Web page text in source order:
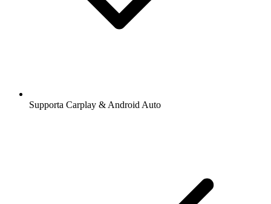
Supporta Carplay & Android Auto